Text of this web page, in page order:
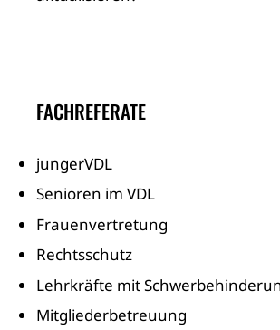
FACHREFERATE
jungerVDL
Senioren im VDL
Frauenvertretung
Rechtsschutz
Lehrkräfte mit
Mitgliederbetreuung